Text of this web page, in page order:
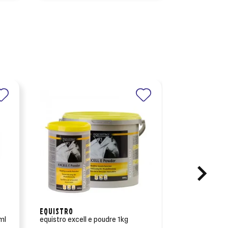
EQUISTRO
equistro excell e poudre 1kg